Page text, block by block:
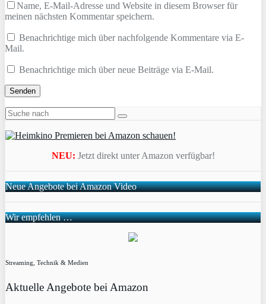
Name, E-Mail-Adresse und Website in diesem Browser für
meinen nächsten Kommentar speichern.
Benachrichtige mich über nachfolgende Kommentare via E-
Mail.
Benachrichtige mich über neue Beiträge via E-Mail.
NEU: Jetzt direkt unter Amazon verfügbar!
Neue Angebote bei Amazon Video
Wir empfehlen …
Streaming, Technik & Medien
Aktuelle Angebote bei Amazon